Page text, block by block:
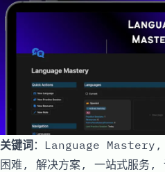
关键词：Language Mastery,
困难, 解决方案, 一站式服务,